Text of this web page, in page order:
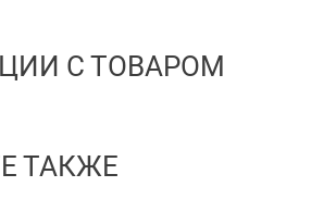
С ТОВАРОМ
ТАКЖЕ